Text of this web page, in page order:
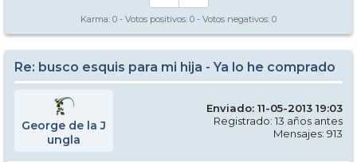
Karma: 0 - Votos positivos: 0 - Votos negativos: 0
Re: busco esquis para mi hija - Ya lo he comprado
George de la J
ungla
Enviado: 11-05-2013 19:03
Registrado: 13 años antes
Mensajes: 913